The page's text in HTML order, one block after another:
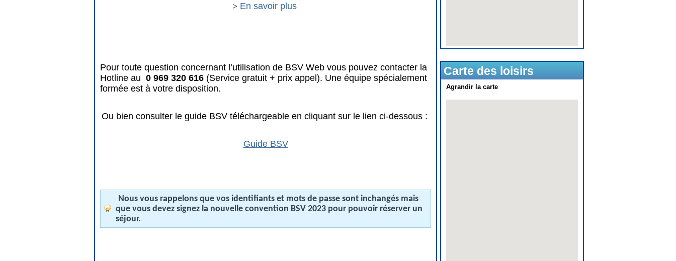
> En savoir plus
Pour toute question concernant l’utilisation de BSV Web vous pouvez contacter la
Hotline au 0 969 320 616 (Service gratuit + prix appel). Une équipe spécialement
formée est à votre disposition.
Ou bien consulter le guide BSV téléchargeable en cliquant sur le lien ci-dessous :
Guide BSV
Nous vous rappelons que vos identifiants et mots de passe sont inchangés mais
que vous devez signez la nouvelle convention BSV 2023 pour pouvoir réserver un
séjour.
Carte des loisirs
Agrandir la carte